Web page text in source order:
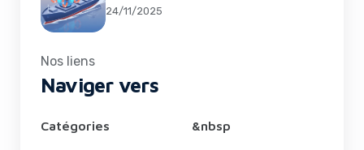
24/11/2025
Nos liens
Naviger vers
Catégories &nbsp